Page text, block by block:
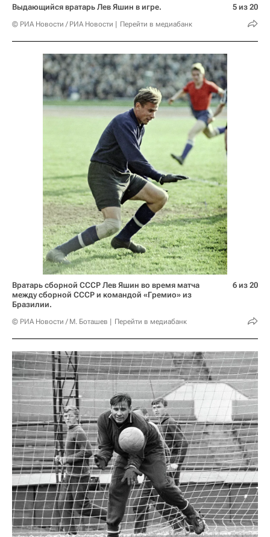
Выдающийся вратарь Лев Яшин в игре.
© РИА Новости / РИА Новости Перейти в медиабанк
5 из 20
Вратарь сборной СССР Лев Яшин во время матча
между сборной СССР и командой «Гремио» из
Бразилии.
© РИА Новости / М. Боташев Перейти в медиабанк
6 из 20